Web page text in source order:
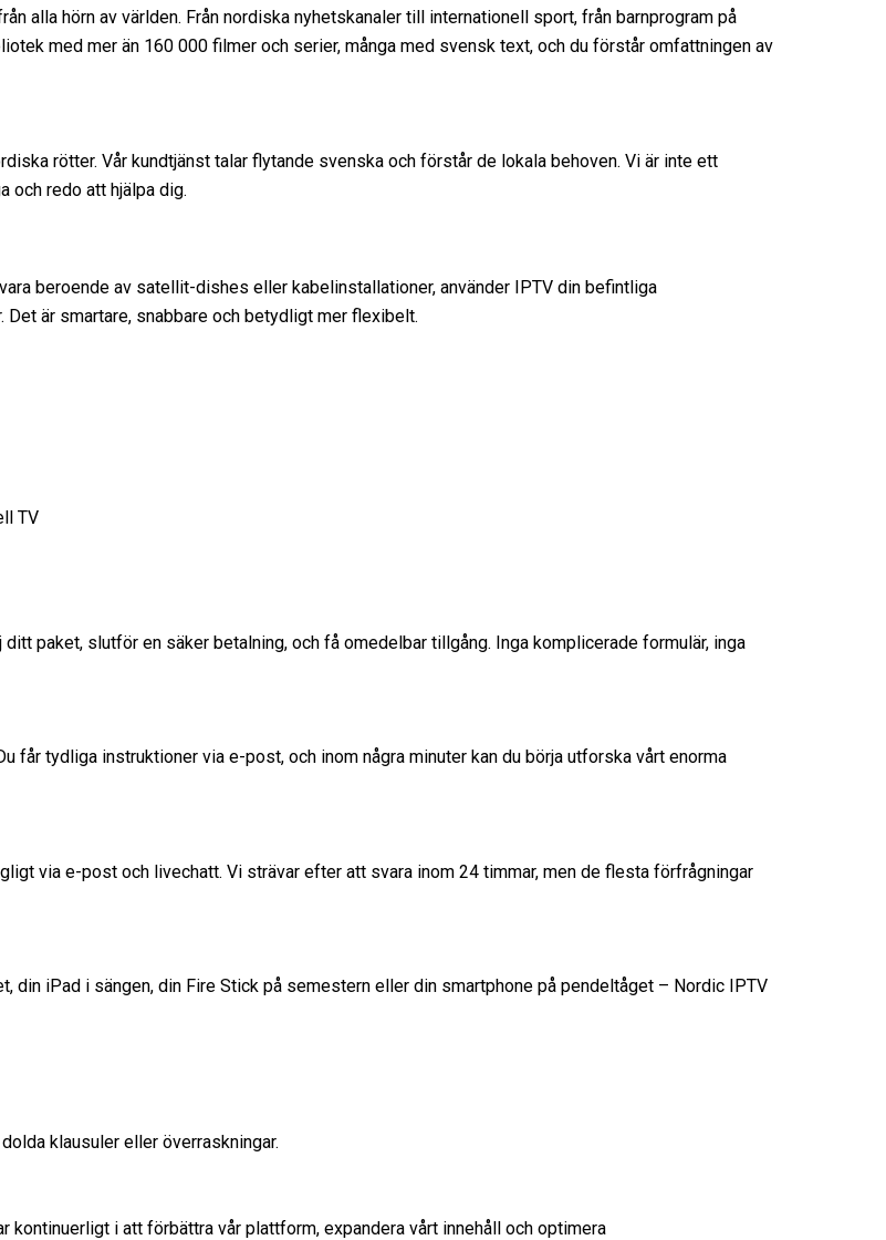
alla hörn av världen. Från nordiska nyhetskanaler till internationell sport, från barnprogram på
med mer än 160 000 filmer och serier, många med svensk text, och du förstår omfattningen av
rötter. Vår kundtjänst talar flytande svenska och förstår de lokala behoven. Vi är inte ett
och redo att hjälpa dig.
beroende av satellit-dishes eller kabelinstallationer, använder IPTV din befintliga
är smartare, snabbare och betydligt mer flexibelt.
TV
paket, slutför en säker betalning, och få omedelbar tillgång. Inga komplicerade formulär, inga
får tydliga instruktioner via e-post, och inom några minuter kan du börja utforska vårt enorma
via e-post och livechatt. Vi strävar efter att svara inom 24 timmar, men de flesta förfrågningar
din iPad i sängen, din Fire Stick på semestern eller din smartphone på pendeltåget – Nordic IPTV
klausuler eller överraskningar.
i att förbättra vår plattform, expandera vårt innehåll och optimera